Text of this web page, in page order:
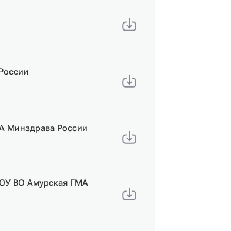
Минздрава России
ВО Амурская ГМА